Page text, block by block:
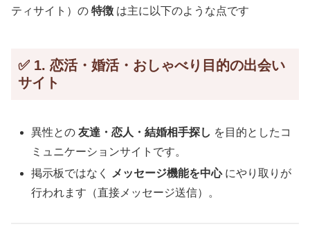
ティサイト）の 特徴 は主に以下のような点です
✅ 1. 恋活・婚活・おしゃべり目的の出会い
サイト
異性との友達・恋人・結婚相手探し を目的としたコ
ミュニケーションサイトです。
掲示板ではなく
メッセージ機能を中心にやり取りが
行われます（直接メッセージ送信）。